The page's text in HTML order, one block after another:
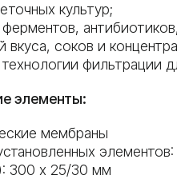
культур;
вкуса, соков и
фильтрации
элементы:
мембраны
элементов:
300 х 25/30 мм